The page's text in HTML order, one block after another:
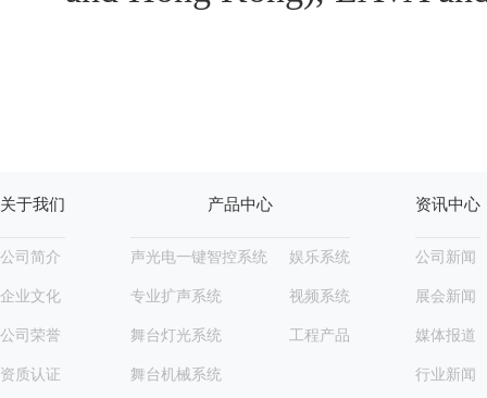
关于我们
公司简介
企业文化
公司荣誉
资质认证
产品中心
声光电一键智控系统
专业扩声系统
舞台灯光系统
舞台机械系统
娱乐系统
视频系统
工程产品
资讯中心
公司新闻
展会新闻
媒体报道
行业新闻